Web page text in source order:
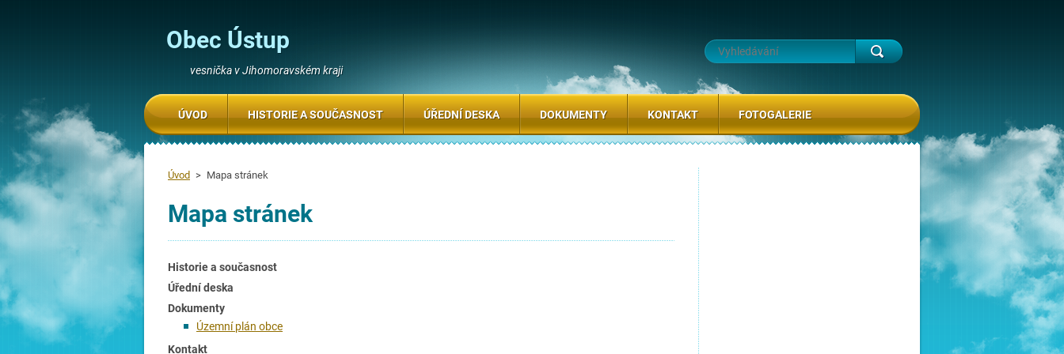
Obec Ústup
vesnička v Jihomoravském kraji
Úvod > Mapa stránek
Mapa stránek
Historie a současnost
Úřední deska
Dokumenty
Územní plán obce
Kontakt
ÚVOD HISTORIE A SOUČASNOST ÚŘEDNÍ DESKA DOKUMENTY KONTAKT FOTOGALERIE